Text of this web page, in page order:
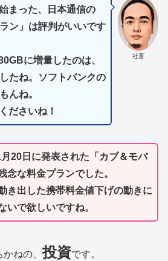
社畜
まった、日本通信の
ン」は評判がいいです
に増量したのは、
たね。ソフトバンクの
んね。
ださいね！
20日に発表された「カブ＆モバ
念な料金プランでした。
き出した携帯料金値下げの動きに
いで欲しいですね。
かねの、投資です。